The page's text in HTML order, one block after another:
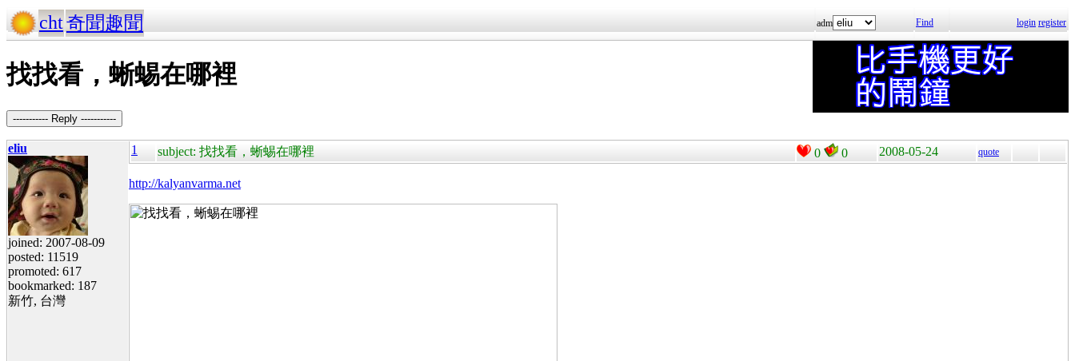
cht奇聞趣聞 adm Find login register
找找看，蜥蜴在哪裡
----------- Reply -----------
eliu
joined: 2007-08-09
posted: 11519
promoted: 617
bookmarked: 187
新竹, 台灣
1 subject: 找找看，蜥蜴在哪裡 0 0 2008-05-24 quote
http://kalyanvarma.net